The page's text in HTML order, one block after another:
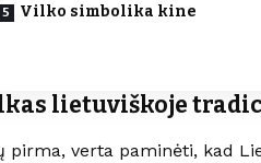
Vilko simbolika kine
lietuviškoje
pirma, verta paminėti, kad